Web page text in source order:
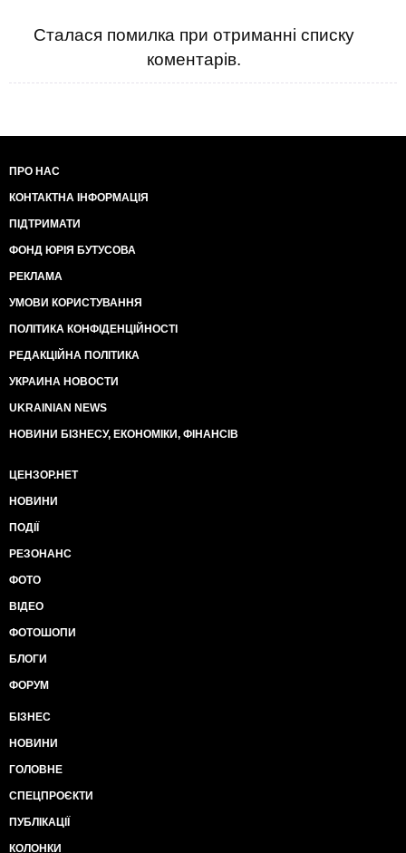
Сталася помилка при отриманні списку
коментарів.
ПРО НАС
КОНТАКТНА ІНФОРМАЦІЯ
ПІДТРИМАТИ
ФОНД ЮРІЯ БУТУСОВА
РЕКЛАМА
УМОВИ КОРИСТУВАННЯ
ПОЛІТИКА КОНФІДЕНЦІЙНОСТІ
РЕДАКЦІЙНА ПОЛІТИКА
УКРАИНА НОВОСТИ
UKRAINIAN NEWS
НОВИНИ БІЗНЕСУ, ЕКОНОМІКИ, ФІНАНСІВ
ЦЕНЗОР.НЕТ
НОВИНИ
ПОДІЇ
РЕЗОНАНС
ФОТО
ВІДЕО
ФОТОШОПИ
БЛОГИ
ФОРУМ
БІЗНЕС
НОВИНИ
ГОЛОВНЕ
СПЕЦПРОЄКТИ
ПУБЛІКАЦІЇ
КОЛОНКИ